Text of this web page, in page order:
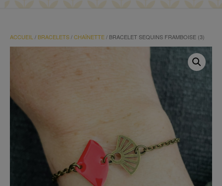
ACCUEIL / BRACELETS/CHAÎNETTE/ BRACELET SEQUINS FRAMBOISE (3)